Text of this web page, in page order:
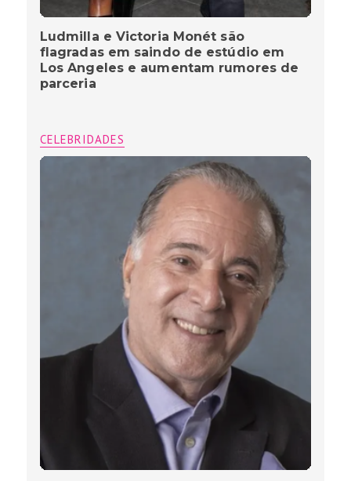
Ludmilla e Victoria Monét são
flagradas em saindo de estúdio em
Los Angeles e aumentam rumores de
parceria
CELEBRIDADES